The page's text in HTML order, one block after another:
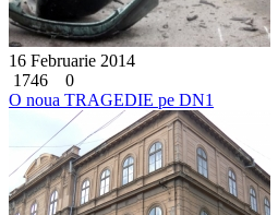
16 Februarie 2014
1746
0
O noua TRAGEDIE pe DN1